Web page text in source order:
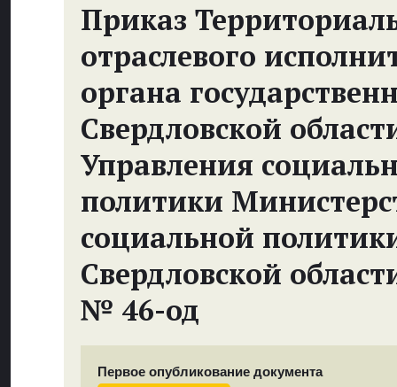
Приказ
отраслевого
органа
Свердловской
Управления
политики
социальной
Свердловской
№ 46-од
Первое опубликование документа